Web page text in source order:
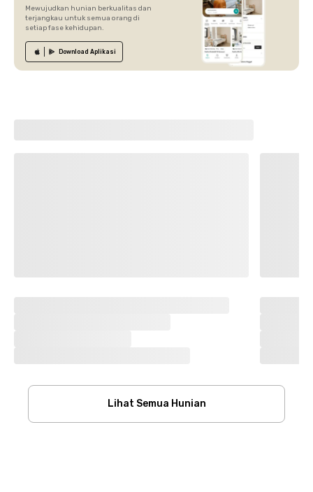
Mewujudkan hunian berkualitas dan
terjangkau untuk semua orang di
setiap fase kehidupan.
Download Aplikasi
Lihat Semua Hunian